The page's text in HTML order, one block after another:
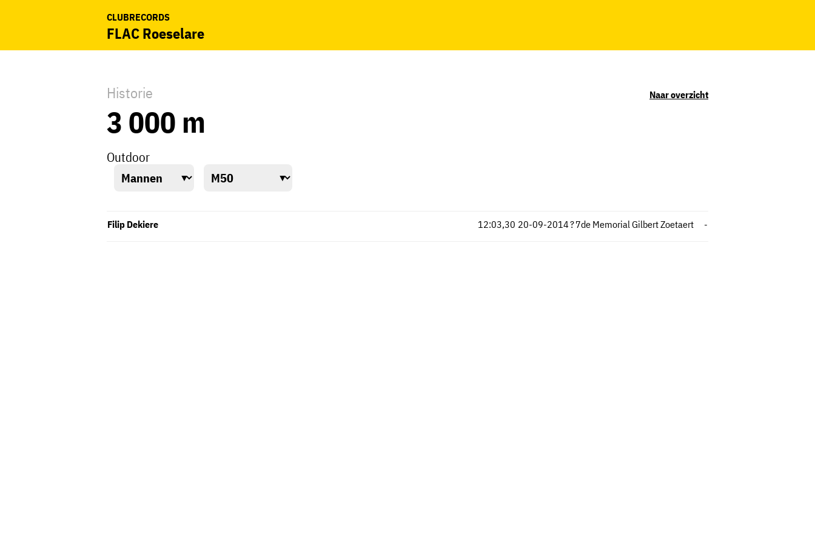
CLUBRECORDS
FLAC Roeselare
Historie Naar overzicht
3 000 m
Outdoor
Filip Dekiere ?7de Memorial Gilbert Zoetaert
12:03,30 -
20-09-2014